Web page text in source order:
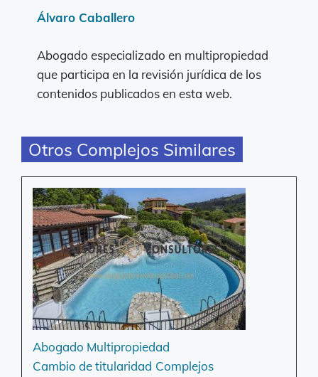
Álvaro Caballero
Abogado especializado en multipropiedad
que participa en la revisión jurídica de los
contenidos publicados en esta web.
Otros Complejos Similares
Abogado Multipropiedad
Cambio de titularidad Complejos